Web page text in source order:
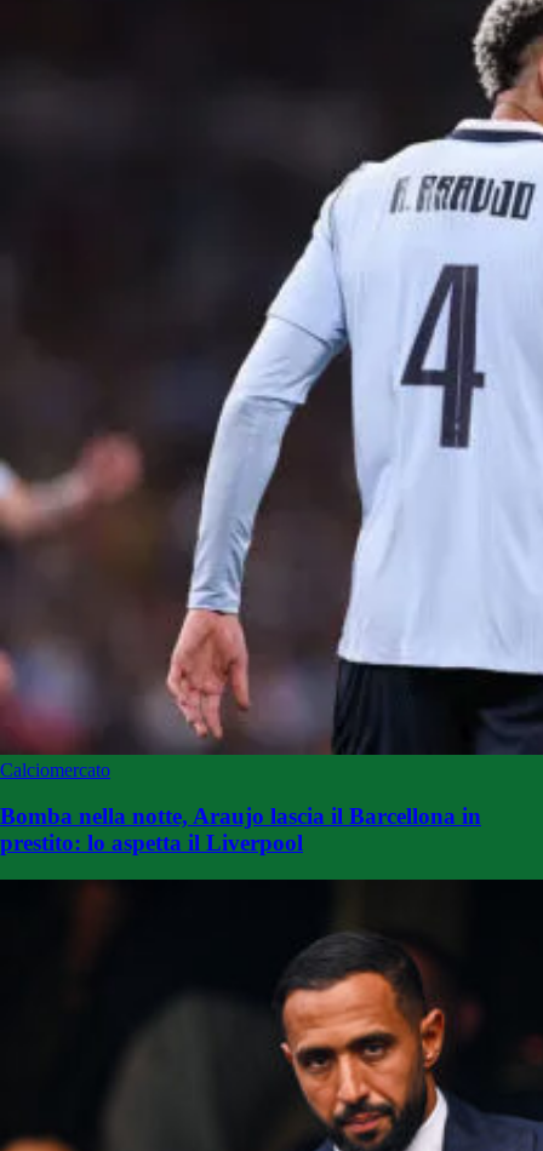
Calciomercato
Bomba nella notte, Araujo lascia il Barcellona in
prestito: lo aspetta il Liverpool